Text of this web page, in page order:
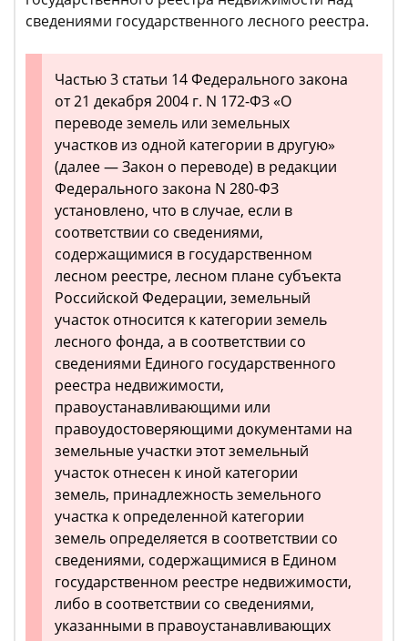
сведениями государственного лесного реестра.
Частью 3 статьи 14 Федерального закона
от 21 декабря 2004 г. N 172-ФЗ «О
переводе земель или земельных
участков из одной категории в другую»
(далее — Закон о переводе) в редакции
Федерального закона N 280-ФЗ
установлено, что в случае, если в
соответствии со сведениями,
содержащимися в государственном
лесном реестре, лесном плане субъекта
Российской Федерации, земельный
участок относится к категории земель
лесного фонда, а в соответствии со
сведениями Единого государственного
реестра недвижимости,
правоустанавливающими или
правоудостоверяющими документами на
земельные участки этот земельный
участок отнесен к иной категории
земель, принадлежность земельного
участка к определенной категории
земель определяется в соответствии со
сведениями, содержащимися в Едином
государственном реестре недвижимости,
либо в соответствии со сведениями,
указанными в правоустанавливающих